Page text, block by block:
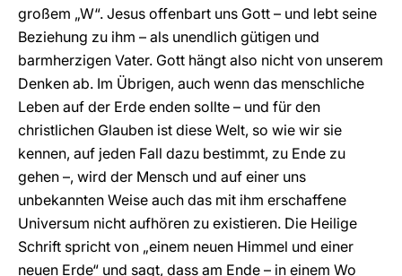
großem „W“. Jesus offenbart uns Gott – und lebt seine
Beziehung zu ihm – als unendlich gütigen und
barmherzigen Vater. Gott hängt also nicht von unserem
Denken ab. Im Übrigen, auch wenn das menschliche
Leben auf der Erde enden sollte – und für den
christlichen Glauben ist diese Welt, so wie wir sie
kennen, auf jeden Fall dazu bestimmt, zu Ende zu
gehen –, wird der Mensch und auf einer uns
unbekannten Weise auch das mit ihm erschaffene
Universum nicht aufhören zu existieren. Die Heilige
Schrift spricht von „einem neuen Himmel und einer
neuen Erde“ und sagt, dass am Ende – in einem Wo